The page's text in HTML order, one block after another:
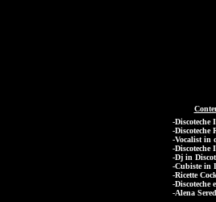
-Discoteche
-Discoteche
-Vocalist in
-Discoteche
-Dj in
-Cubiste in
-Ricette
-Discoteche
-Alena